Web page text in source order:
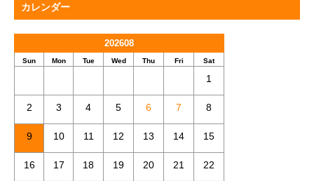
カレンダー
202608
Sun Mon Tue Wed Thu Fri Sat
1
2 3 4 5 6 7 8
9 10 11 12 13 14 15
16 17 18 19 20 21 22